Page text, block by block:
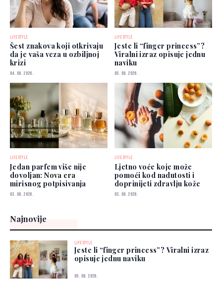
LIFESTYLE
Šest znakova koji otkrivaju
da je vaša veza u ozbiljnoj
krizi
04. 08. 2026.
LIFESTYLE
Jeste li “finger princess”?
Viralni izraz opisuje jednu
naviku
05. 08. 2026.
LIFESTYLE
Jedan parfem više nije
dovoljan: Nova era
mirisnog potpisivanja
03. 08. 2026.
LIFESTYLE
Ljetno voće koje može
pomoći kod nadutosti i
doprinijeti zdravlju kože
03. 08. 2026.
Najnovije
LIFESTYLE
Jeste li “finger princess”? Viralni izraz
opisuje jednu naviku
05. 08. 2026.